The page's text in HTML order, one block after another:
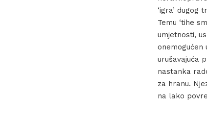
‘igra’
Temu ‘tihe
umjetnosti,
onemogućen
urušavajuća
nastanka
za hranu.
na lako